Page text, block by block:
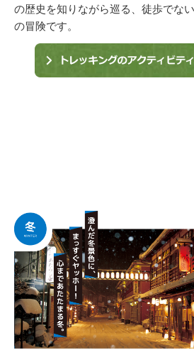
の歴史を知りながら巡る、徒歩でな
の冒険です。